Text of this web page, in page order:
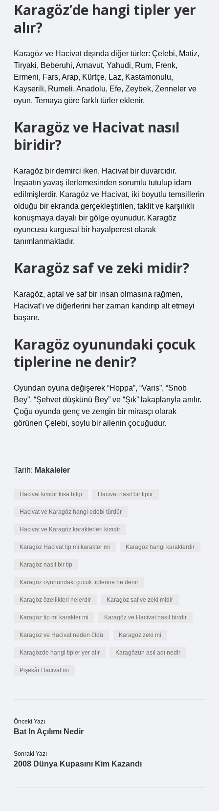
Karagöz’de hangi tipler yer
alır?
Karagöz ve Hacivat dışında diğer türler: Çelebi, Matiz,
Tiryaki, Beberuhi, Arnavut, Yahudi, Rum, Frenk,
Ermeni, Fars, Arap, Kürtçe, Laz, Kastamonulu,
Kayserili, Rumeli, Anadolu, Efe, Zeybek, Zenneler ve
oyun. Temaya göre farklı türler eklenir.
Karagöz ve Hacivat nasıl
biridir?
Karagöz bir demirci iken, Hacivat bir duvarcıdır.
İnşaatın yavaş ilerlemesinden sorumlu tutulup idam
edilmişlerdir. Karagöz ve Hacivat, iki boyutlu temsillerin
olduğu bir ekranda gerçekleştirilen, taklit ve karşılıklı
konuşmaya dayalı bir gölge oyunudur. Karagöz
oyuncusu kurgusal bir hayalperest olarak
tanımlanmaktadır.
Karagöz saf ve zeki midir?
Karagöz, aptal ve saf bir insan olmasına rağmen,
Hacivat’ı ve diğerlerini her zaman kandırıp alt etmeyi
başarır.
Karagöz oyunundaki çocuk
tiplerine ne denir?
Oyundan oyuna değişerek “Hoppa”, “Varis”, “Snob
Bey”, “Şehvet düşkünü Bey” ve “Şık” lakaplarıyla anılır.
Çoğu oyunda genç ve zengin bir mirasçı olarak
görünen Çelebi, soylu bir ailenin çocuğudur.
Tarih: Makaleler
Hacivat kimdir kısa bilgi Hacivat nasıl bir tiptir
Hacivat ve Karagöz hangi edebi türdür
Hacivat ve Karagöz karakterleri kimdir
Karagöz Hacivat tip mi karakter mi Karagöz hangi karakterdir
Karagöz nasıl bir tip
Karagöz oyunundaki çocuk tiplerine ne denir
Karagöz özellikleri nelerdir Karagöz saf ve zeki midir
Karagöz tip mi karakter mi Karagöz ve Hacivat nasıl biridir
Karagöz ve Hacivat neden öldü Karagöz zeki mi
Karagözde hangi tipler yer alır Karagözün asıl adı nedir
Pişekâr Hacivat mı
Önceki Yazı
Bat In Açılımı Nedir
Sonraki Yazı
2008 Dünya Kupasını Kim Kazandı